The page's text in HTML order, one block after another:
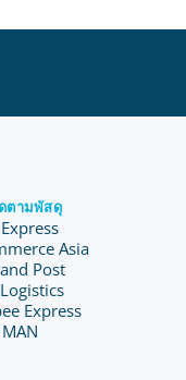
ตามพัสดุ
Asia
Post
Express